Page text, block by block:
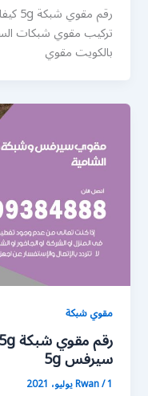
تركيب مقوي شبكات
بالكويت مقوي
مقوي شبكة
سيرفس 5g
Rwan/1 يوليو، 2021